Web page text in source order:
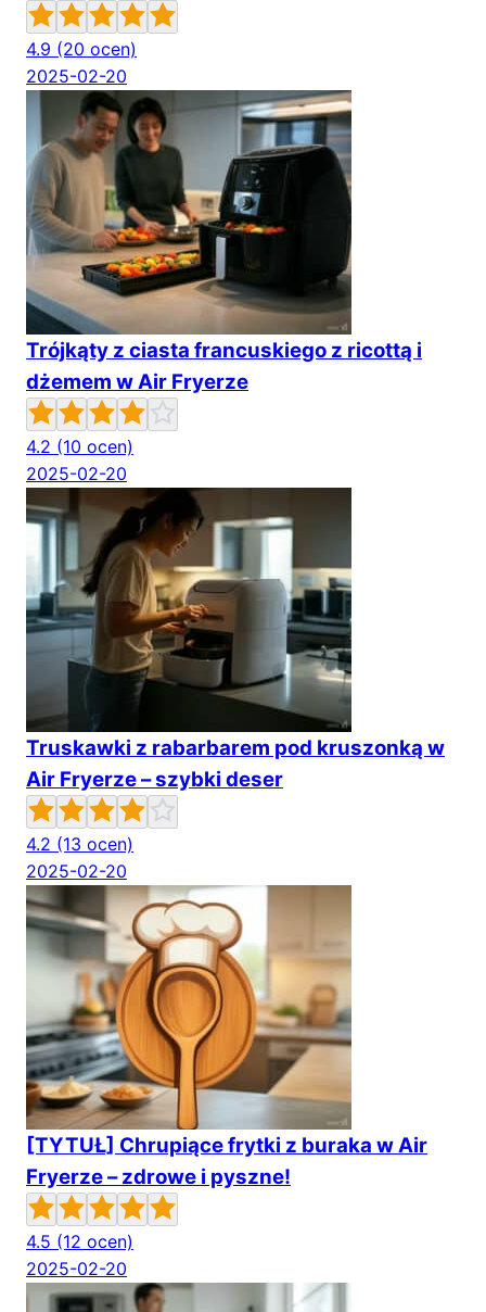
4.9 (20 ocen)
2025-02-20
Trójkąty z ciasta francuskiego z ricottą i
dżemem w Air Fryerze
4.2 (10 ocen)
2025-02-20
Truskawki z rabarbarem pod kruszonką w
Air Fryerze – szybki deser
4.2 (13 ocen)
2025-02-20
[TYTUŁ] Chrupiące frytki z buraka w Air
Fryerze – zdrowe i pyszne!
4.5 (12 ocen)
2025-02-20